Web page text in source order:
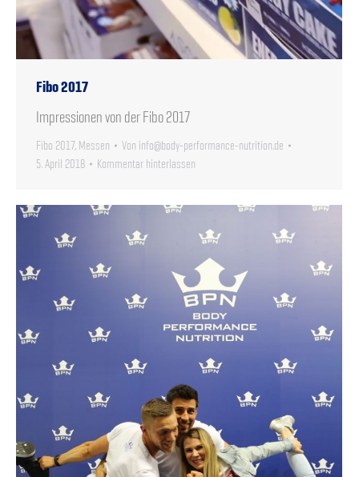
Fibo 2017
Impressionen von der Fibo 2017
Fibo 2017, Messen Von info@body-performance-nutrition.de
5. April 2018
Kommentar hinterlassen